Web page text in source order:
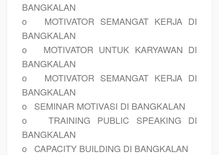
BANGKALAN
o
MOTIVATOR SEMANGAT KERJA DI
BANGKALAN
o
MOTIVATOR UNTUK KARYAWAN DI
BANGKALAN
o
MOTIVATOR SEMANGAT KERJA DI
BANGKALAN
o
SEMINAR MOTIVASI DI BANGKALAN
o
TRAINING PUBLIC SPEAKING DI
BANGKALAN
o
CAPACITY BUILDING DI BANGKALAN